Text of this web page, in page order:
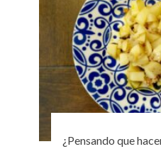
¿Pensando que